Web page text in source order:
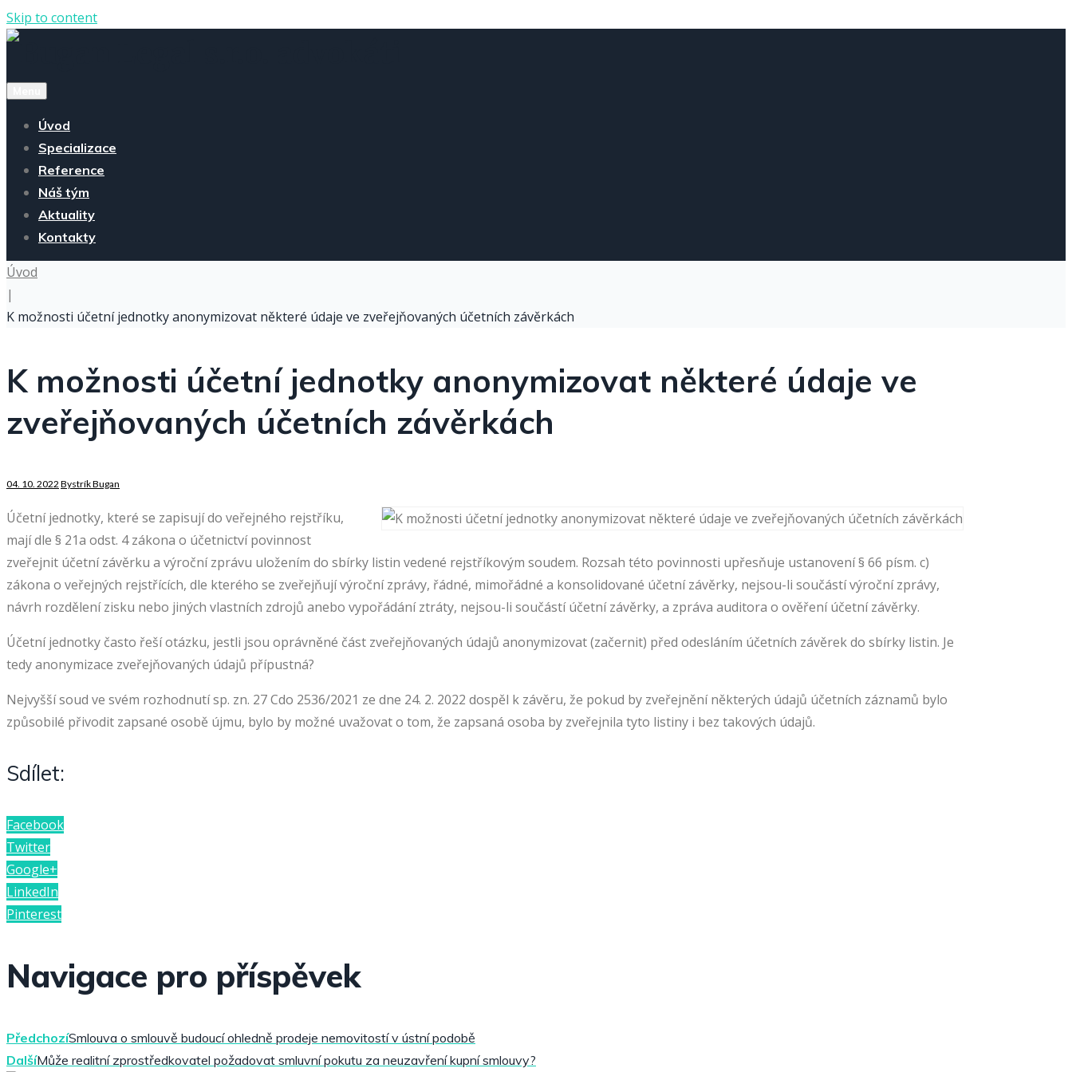
Skip to content
Úvod
Specializace
Reference
Náš tým
Aktuality
Kontakty
Úvod
|
K možnosti účetní jednotky anonymizovat některé údaje ve zveřejňovaných účetních závěrkách
K možnosti účetní jednotky anonymizovat některé údaje ve
zveřejňovaných účetních závěrkách
04. 10. 2022 Bystrík Bugan
Účetní jednotky, které se zapisují do veřejného rejstříku,
mají dle § 21a odst. 4 zákona o účetnictví povinnost
zveřejnit účetní závěrku a výroční zprávu uložením do sbírky listin vedené rejstříkovým soudem. Rozsah této povinnosti upřesňuje ustanovení § 66 písm. c)
zákona o veřejných rejstřících, dle kterého se zveřejňují výroční zprávy, řádné, mimořádné a konsolidované účetní závěrky, nejsou-li součástí výroční zprávy,
návrh rozdělení zisku nebo jiných vlastních zdrojů anebo vypořádání ztráty, nejsou-li součástí účetní závěrky, a zpráva auditora o ověření účetní závěrky.
Účetní jednotky často řeší otázku, jestli jsou oprávněné část zveřejňovaných údajů anonymizovat (začernit) před odesláním účetních závěrek do sbírky listin. Je
tedy anonymizace zveřejňovaných údajů přípustná?
Nejvyšší soud ve svém rozhodnutí sp. zn. 27 Cdo 2536/2021 ze dne 24. 2. 2022 dospěl k závěru, že pokud by zveřejnění některých údajů účetních záznamů bylo
způsobilé přivodit zapsané osobě újmu, bylo by možné uvažovat o tom, že zapsaná osoba by zveřejnila tyto listiny i bez takových údajů.
Sdílet:
Facebook
Twitter
Google+
LinkedIn
Pinterest
Navigace pro příspěvek
PředchozíSmlouva o smlouvě budoucí ohledně prodeje nemovitostí v ústní podobě
DalšíMůže realitní zprostředkovatel požadovat smluvní pokutu za neuzavření kupní smlouvy?